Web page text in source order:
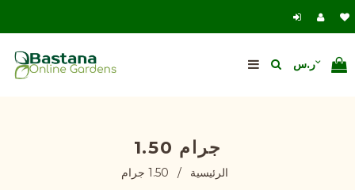
1.50 جرام
الرئيسية / 1.50 جرام